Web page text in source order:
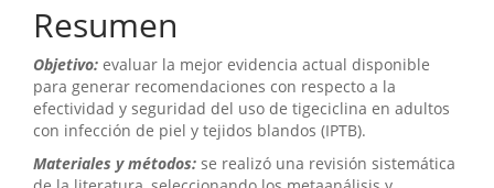
Resumen
Objetivo: evaluar la mejor evidencia actual disponible
para generar recomendaciones con respecto a la
efectividad y seguridad del uso de tigeciclina en adultos
con infección de piel y tejidos blandos (IPTB).
Materiales y métodos: se realizó una revisión sistemática